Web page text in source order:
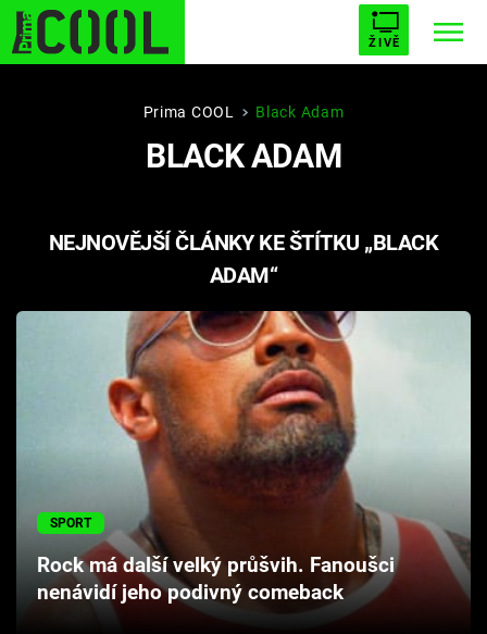
ŽIVĚ
STARHOUSE BUFFY, PŘEMOŽITELKA UPÍRŮ
PLNEJ KOTEL AVENGERS 5
Hry
Cool Esport
Pořady
TV Program
Prima COOL Black Adam
BLACK ADAM
NEJNOVĚJŠÍ ČLÁNKY KE ŠTÍTKU „BLACK
ADAM“
SPORT
Rock má další velký průšvih. Fanoušci
nenávidí jeho podivný comeback